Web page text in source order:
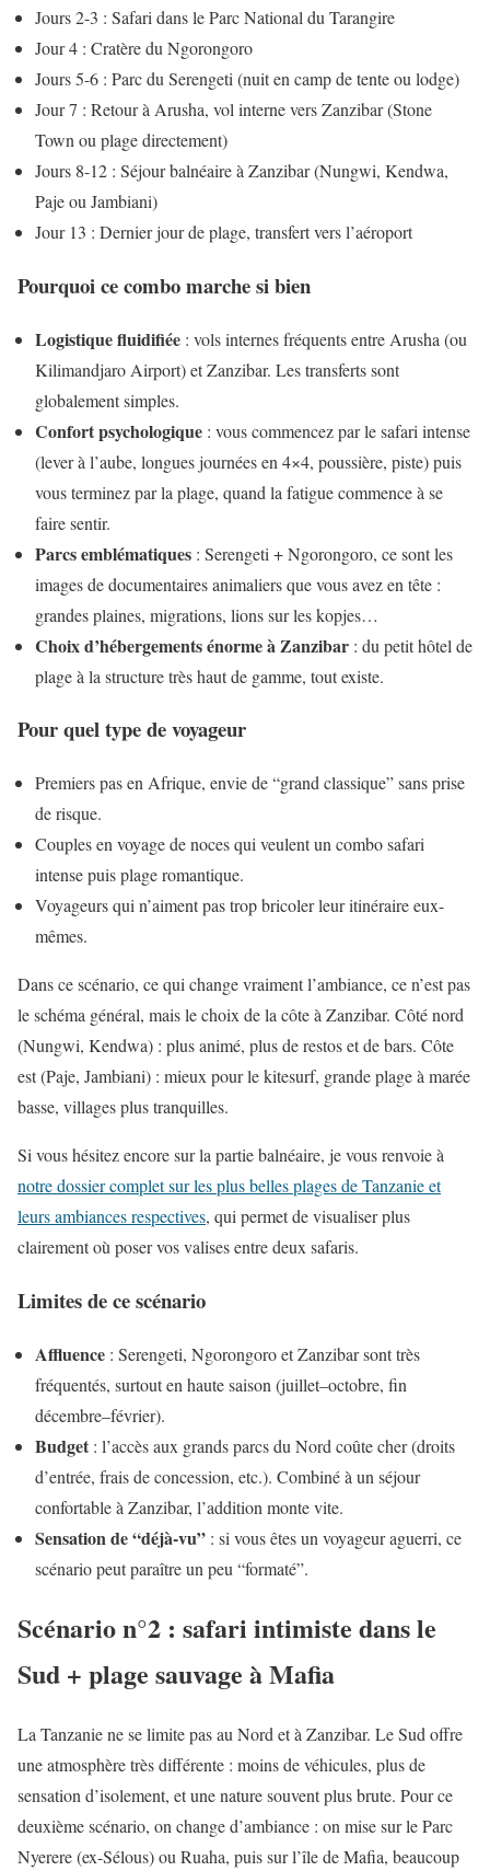
Jours 2-3 : Safari dans le Parc National du Tarangire
Jour 4 : Cratère du Ngorongoro
Jours 5-6 : Parc du Serengeti (nuit en camp de tente ou lodge)
Jour 7 : Retour à Arusha, vol interne vers Zanzibar (Stone
Town ou plage directement)
Jours 8-12 : Séjour balnéaire à Zanzibar (Nungwi, Kendwa,
Paje ou Jambiani)
Jour 13 : Dernier jour de plage, transfert vers l’aéroport
Pourquoi ce combo marche si bien
Logistique fluidifiée : vols internes fréquents entre Arusha (ou
Kilimandjaro Airport) et Zanzibar. Les transferts sont
globalement simples.
Confort psychologique : vous commencez par le safari intense
(lever à l’aube, longues journées en 4×4, poussière, piste) puis
vous terminez par la plage, quand la fatigue commence à se
faire sentir.
Parcs emblématiques : Serengeti + Ngorongoro, ce sont les
images de documentaires animaliers que vous avez en tête :
grandes plaines, migrations, lions sur les kopjes…
Choix d’hébergements énorme à Zanzibar : du petit hôtel de
plage à la structure très haut de gamme, tout existe.
Pour quel type de voyageur
Premiers pas en Afrique, envie de “grand classique” sans prise
de risque.
Couples en voyage de noces qui veulent un combo safari
intense puis plage romantique.
Voyageurs qui n’aiment pas trop bricoler leur itinéraire eux-
mêmes.
Dans ce scénario, ce qui change vraiment l’ambiance, ce n’est pas
le schéma général, mais le choix de la côte à Zanzibar. Côté nord
(Nungwi, Kendwa) : plus animé, plus de restos et de bars. Côte
est (Paje, Jambiani) : mieux pour le kitesurf, grande plage à marée
basse, villages plus tranquilles.
Si vous hésitez encore sur la partie balnéaire, je vous renvoie à
notre dossier complet sur les plus belles plages de Tanzanie et
leurs ambiances respectives, qui permet de visualiser plus
clairement où poser vos valises entre deux safaris.
Limites de ce scénario
Affluence : Serengeti, Ngorongoro et Zanzibar sont très
fréquentés, surtout en haute saison (juillet–octobre, fin
décembre–février).
Budget : l’accès aux grands parcs du Nord coûte cher (droits
d’entrée, frais de concession, etc.). Combiné à un séjour
confortable à Zanzibar, l’addition monte vite.
Sensation de “déjà-vu” : si vous êtes un voyageur aguerri, ce
scénario peut paraître un peu “formaté”.
Scénario n°2 : safari intimiste dans le
Sud + plage sauvage à Mafia
La Tanzanie ne se limite pas au Nord et à Zanzibar. Le Sud offre
une atmosphère très différente : moins de véhicules, plus de
sensation d’isolement, et une nature souvent plus brute. Pour ce
deuxième scénario, on change d’ambiance : on mise sur le Parc
Nyerere (ex-Sélous) ou Ruaha, puis sur l’île de Mafia, beaucoup